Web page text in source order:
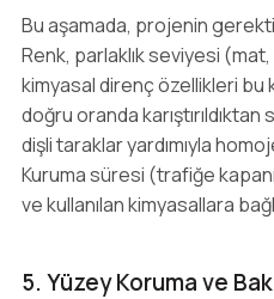
Bu aşamada, projenin
Renk, parlaklık seviyesi
kimyasal direnç özellikleri bu
doğru oranda
dişli taraklar yardımıyla
Kuruma süresi (trafiğe
ve kullanılan kimyasallara
5. Yüzey Koruma ve